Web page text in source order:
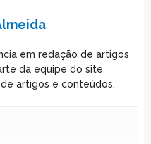
em redação de artigos
da equipe do site
artigos e conteúdos.